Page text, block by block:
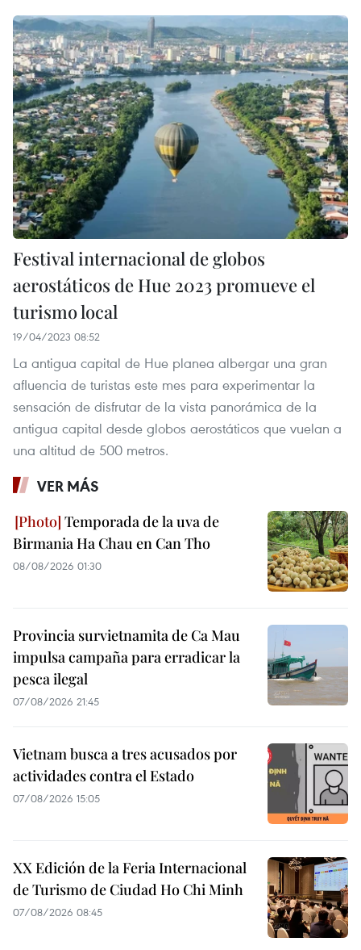
Festival internacional de globos
aerostáticos de Hue 2023 promueve el
turismo local
19/04/2023 08:52
La antigua capital de Hue planea albergar una gran
afluencia de turistas este mes para experimentar la
sensación de disfrutar de la vista panorámica de la
antigua capital desde globos aerostáticos que vuelan a
una altitud de 500 metros.
VER MÁS
Temporada de la uva de
Birmania Ha Chau en Can Tho
08/08/2026 01:30
Provincia survietnamita de Ca Mau
impulsa campaña para erradicar la
pesca ilegal
07/08/2026 21:45
Vietnam busca a tres acusados por
actividades contra el Estado
07/08/2026 15:05
XX Edición de la Feria Internacional
de Turismo de Ciudad Ho Chi Minh
07/08/2026 08:45